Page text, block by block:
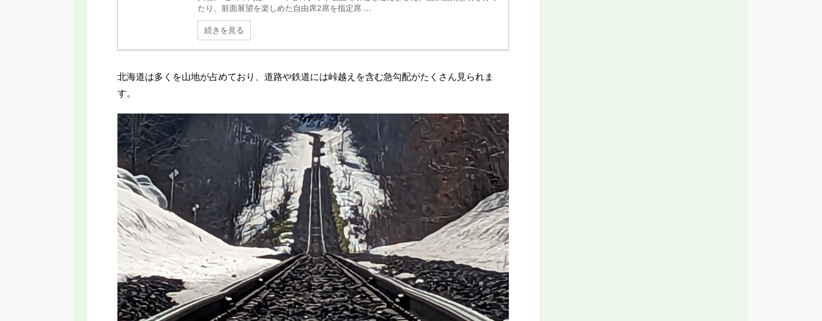
たり、前面展望を楽しめた自由席2席を指定席 ...
続きを見る
北海道は多くを山地が占めており、道路や鉄道には峠越えを含む急勾配がたくさん見られま
す。